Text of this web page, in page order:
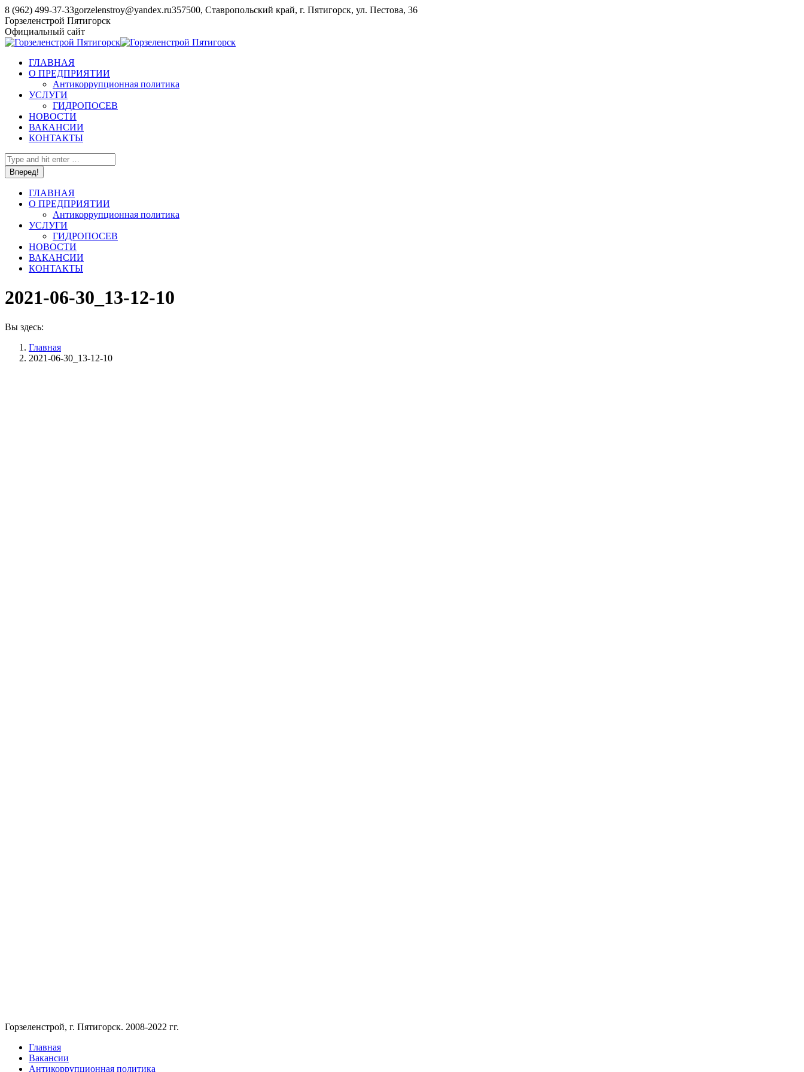
Перейти
к
содержанию
8 (962) 499-37-33gorzelenstroy@yandex.ru357500, Ставропольский край, г. Пятигорск, ул. Пестова, 36
YouTube
page
opens
new
window
Горзеленстрой Пятигорск
Официальный сайт
ГЛАВНАЯ
О ПРЕДПРИЯТИИ
Антикоррупционная политика
УСЛУГИ
ГИДРОПОСЕВ
НОВОСТИ
ВАКАНСИИ
КОНТАКТЫ
Поиск:
ГЛАВНАЯ
О ПРЕДПРИЯТИИ
Антикоррупционная политика
УСЛУГИ
ГИДРОПОСЕВ
НОВОСТИ
ВАКАНСИИ
КОНТАКТЫ
2021-06-30_13-12-10
Вы здесь:
Главная
2021-06-30_13-12-10
Горзеленстрой, г. Пятигорск. 2008-2022 гг.
Главная
Вакансии
Антикоррупционная политика